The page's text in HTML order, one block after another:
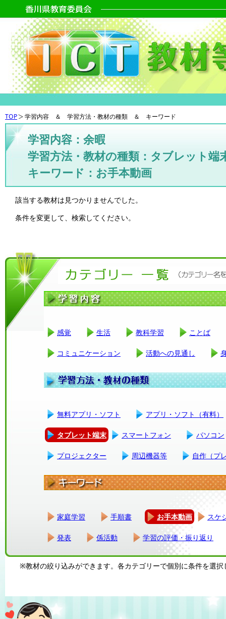
TOP 学習内容 ＆ 学習方法・教材の種類 ＆ キーワード
学習内容：余暇
学習方法・教材の種類：タブレット端
キーワード：お手本動画
該当する教材は見つかりませんでした。
条件を変更して、検索してください。
感覚 生活 教科学習 ことば
コミュニケーション 活動への見通し
無料アプリ・ソフト アプリ・ソフト（有料）
タブレット端末 スマートフォン パソコン
プロジェクター 周辺機器等 自作（プ
家庭学習 手順書 お手本動画 スケ
発表 係活動 学習の評価・振り返り
※教材の絞り込みができます。各カテゴリーで個別に条件を選択